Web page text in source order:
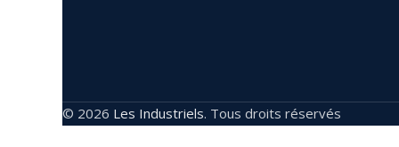
© 2026 Les Industriels. Tous droits réservés